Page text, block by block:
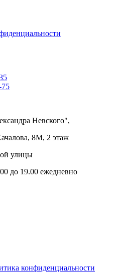
75
Невского",
8М, 2 этаж
улицы
до 19.00 ежедневно
конфиденциальности